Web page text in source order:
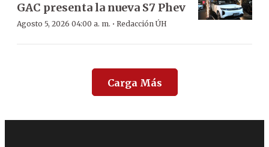
GAC presenta la nueva S7 Phev
Agosto 5, 2026 04:00 a. m. · Redacción ÚH
Carga Más